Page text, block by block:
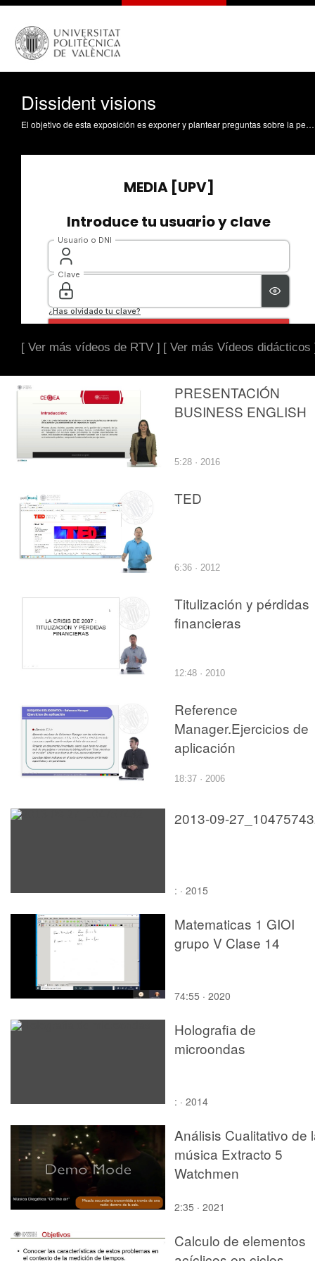
Dissident visions
El objetivo de esta exposición es exponer y plantear preguntas sobre la percepción actual de la arquitectura: la forma en que la arquitectura se piensa y se enseña en las últimas décadas. La muestra se ha realizado en colaboración con el FRAC CENTRE Val de Loire a través de su programa "Les Nouveaux Commissaires".
[ Ver más vídeos de RTV ] [ Ver más Vídeos didácticos
PRESENTACIÓN
BUSINESS ENGLISH
5:28 · 2016
TED
6:36 · 2012
Titulización y pérdidas
financieras
12:48 · 2010
Reference
Manager.Ejercicios de
aplicación
18:37 · 2006
2013-09-
: · 2015
Matematicas 1 GIOI
grupo V Clase 14
74:55 · 2020
Holografia de
microondas
: · 2014
Análisis Cualitativo de
música Extracto 5
Watchmen
2:35 · 2021
Calculo de elementos